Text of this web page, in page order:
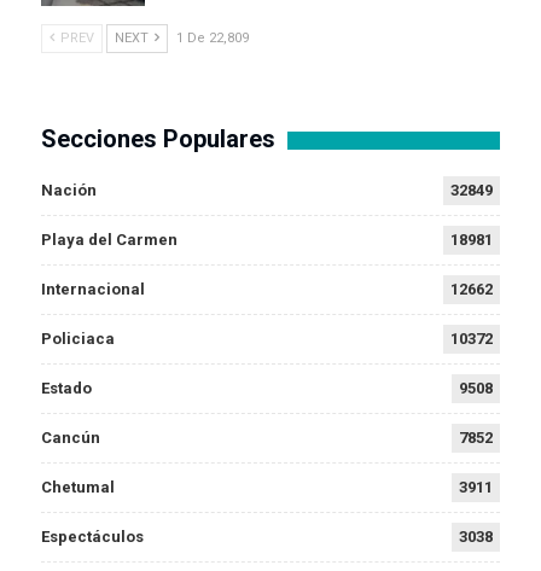
PREV NEXT 1 De 22,809
Secciones Populares
Nación 32849
Playa del Carmen 18981
Internacional 12662
Policiaca 10372
Estado 9508
Cancún 7852
Chetumal 3911
Espectáculos 3038